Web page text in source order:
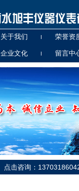
关于我们 荣誉资
企业文化 留言中
点击咨询：
UG、D（A